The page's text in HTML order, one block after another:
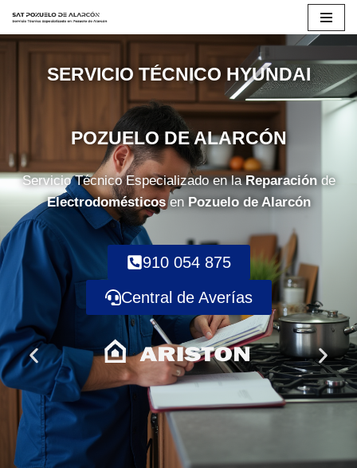
Saltar
contenidoSERVICIO TÉCNICO HYUNDAI
POZUELO DE ALARCÓN
Servicio Técnico Especializado en laReparaciónde
Electrodomésticosen Pozuelo de Alarcón
910 054 875
Central de Averías